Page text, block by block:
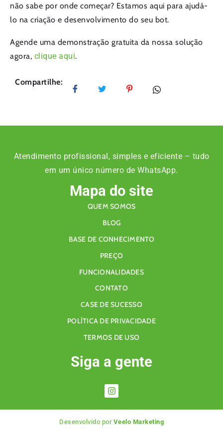
não sabe por onde começar? Estamos aqui para ajudá-
lo na criação e desenvolvimento do seu bot.
Agende uma demonstração gratuita da nossa solução
agora, clique aqui.
Compartilhe:
Atendimento profissional, simples e eficiente – tudo
em um único número de WhatsApp.
Mapa do site
QUEM SOMOS
BLOG
BASE DE CONHECIMENTO
PREÇO
FUNCIONALIDADES
CONTATO
CASE DE SUCESSO
POLÍTICA DE PRIVACIDADE
TERMOS DE USO
Siga a gente
Desenvolvido por Veelo Marketing